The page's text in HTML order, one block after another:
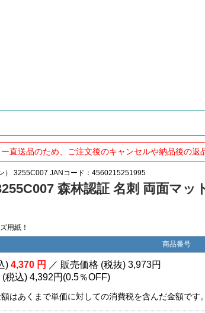
直送品のため、ご注文後のキャンセルや納品後の返
3255C007 JANコード：4560215251995
森林認証 名刺 両面マッ
用紙！
商品番号
)4,370 円 ／ 販売価格 (税抜)3,973円
(税込)4,392円 (0.5％OFF)
はあくまで単価に対しての消費税を含んだ金額で